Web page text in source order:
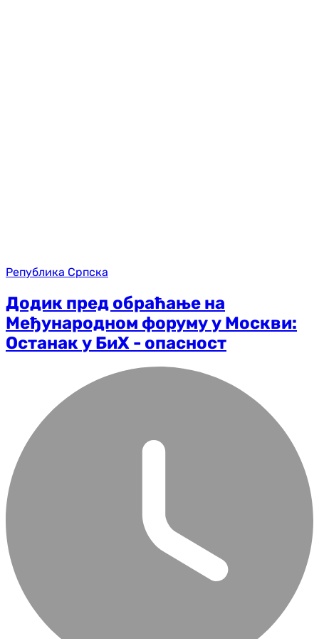
Република Српска
Додик пред обраћање на
Међународном форуму у Москви:
Останак у БиХ - опасност